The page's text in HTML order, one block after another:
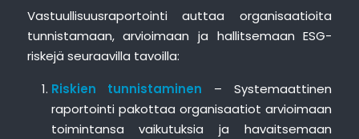
Vastuullisuusraportointi auttaa organisaatioita
tunnistamaan, arvioimaan ja hallitsemaan ESG-
riskejä seuraavilla tavoilla:
Riskien tunnistaminen – Systemaattinen
raportointi pakottaa organisaatiot arvioimaan
toimintansa vaikutuksia ja havaitsemaan